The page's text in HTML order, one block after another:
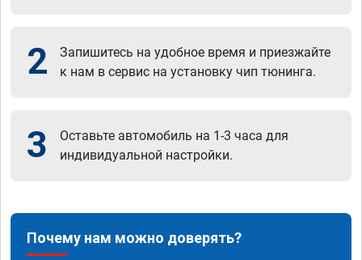
2
Запишитесь на удобное время и приезжайте
к нам в сервис на установку чип тюнинга.
3
Оставьте автомобиль на 1-3 часа для
индивидуальной настройки.
Почему нам можно доверять?